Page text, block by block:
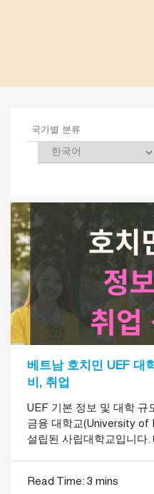
베트남 호치민 UEF 대
비, 취업
UEF 기본 정보 및 대학 규
금융 대학교(University of
설립된 사립대학교입니다.
Read Time: 3 mins